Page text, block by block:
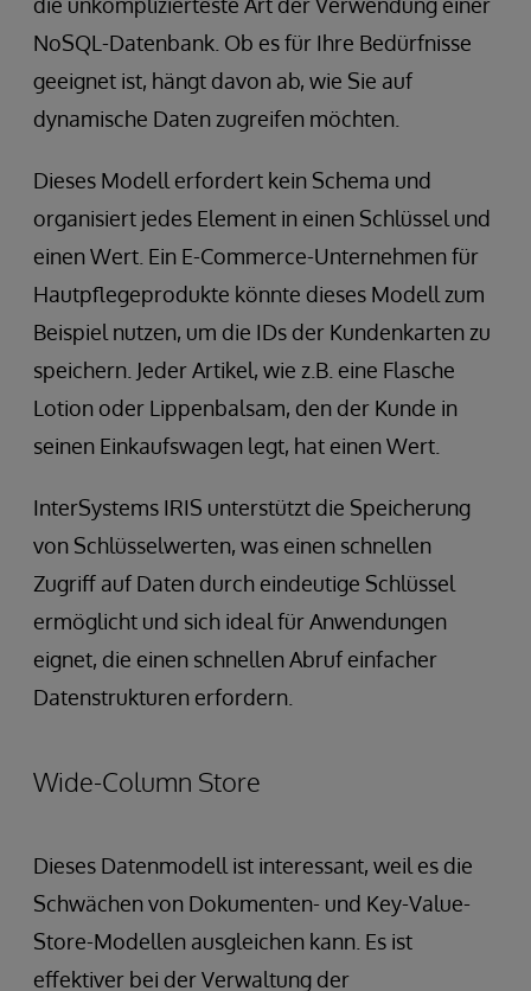
NoSQL-Datenbank. Ob es für Ihre Bedürfnisse
geeignet ist, hängt davon ab, wie Sie auf
dynamische Daten zugreifen möchten.
Dieses Modell erfordert kein Schema und
organisiert jedes Element in einen Schlüssel und
einen Wert. Ein E-Commerce-Unternehmen für
Hautpflegeprodukte könnte dieses Modell zum
Beispiel nutzen, um die IDs der Kundenkarten zu
speichern. Jeder Artikel, wie z.B. eine Flasche
Lotion oder Lippenbalsam, den der Kunde in
seinen Einkaufswagen legt, hat einen Wert.
InterSystems IRIS unterstützt die Speicherung
von Schlüsselwerten, was einen schnellen
Zugriff auf Daten durch eindeutige Schlüssel
ermöglicht und sich ideal für Anwendungen
eignet, die einen schnellen Abruf einfacher
Datenstrukturen erfordern.
Wide-Column Store
Dieses Datenmodell ist interessant, weil es die
Schwächen von Dokumenten- und Key-Value-
Store-Modellen ausgleichen kann. Es ist
effektiver bei der Verwaltung der